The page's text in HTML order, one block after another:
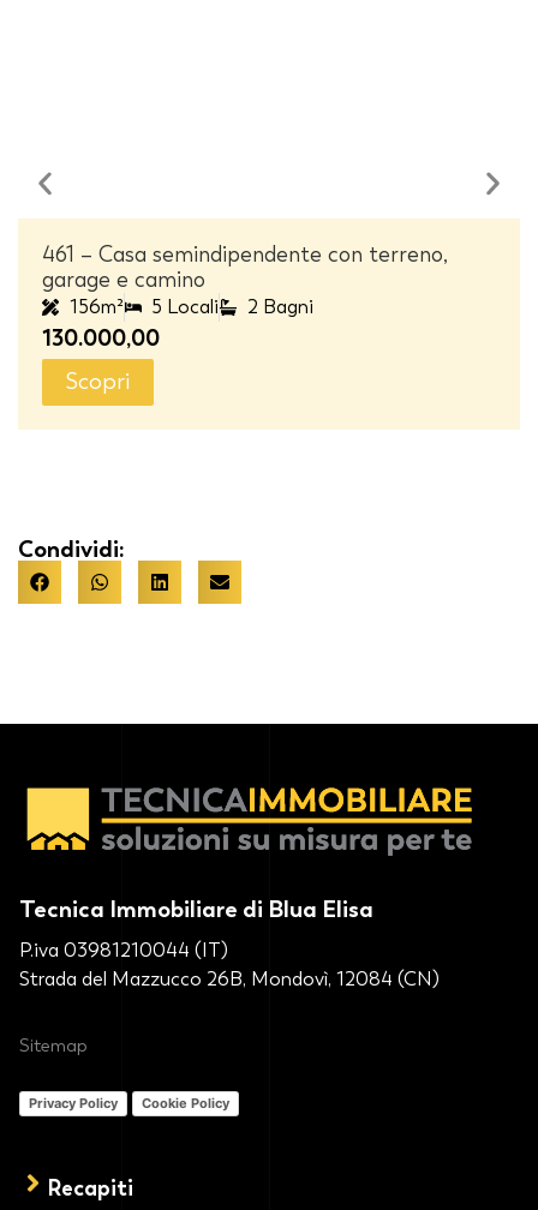
461 – Casa semindipendente con terreno,
garage e camino
156m² 5 Locali 2 Bagni
130.000,00
Scopri
Condividi:
Tecnica Immobiliare di Blua Elisa
P.iva 03981210044 (IT)
Strada del Mazzucco 26B, Mondovì, 12084 (CN)
Sitemap
Privacy Policy Cookie Policy
Recapiti